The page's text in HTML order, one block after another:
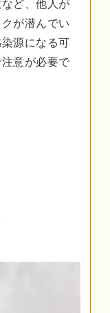
ど、他人が
が潜んでい
源になる可
意が必要で